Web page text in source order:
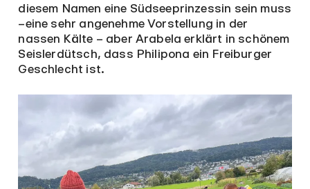
diesem Namen eine Südseeprinzessin sein muss
–eine sehr angenehme Vorstellung in der
nassen Kälte – aber Arabela erklärt in schönem
Seislerdütsch, dass Philipona ein Freiburger
Geschlecht ist.